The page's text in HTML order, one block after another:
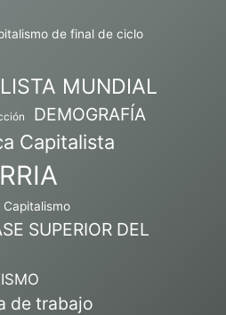
de final de ciclo
MUNDIAL
DEMOGRAFÍA
Capitalista
Capitalismo
SUPERIOR DEL
de trabajo